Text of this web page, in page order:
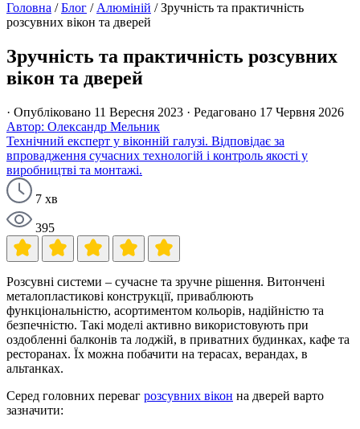
Головна /Блог / Алюміній /Зручність та практичність
розсувних вікон та дверей
Зручність та практичність розсувних
вікон та дверей
· Опубліковано 11 Вересня 2023 · Редаговано 17 Червня 2026
Автор: Олександр Мельник
Технічний експерт у віконній галузі. Відповідає за
впровадження сучасних технологій і контроль якості у
виробництві та монтажі.
7 хв
395
Розсувні системи – сучасне та зручне рішення. Витончені
металопластикові конструкції, приваблюють
функціональністю, асортиментом кольорів, надійністю та
безпечністю. Такі моделі активно використовують при
оздобленні балконів та лоджій, в приватних будинках, кафе та
ресторанах. Їх можна побачити на терасах, верандах, в
альтанках.
Серед головних переваг розсувних вікон на дверей варто
зазначити: